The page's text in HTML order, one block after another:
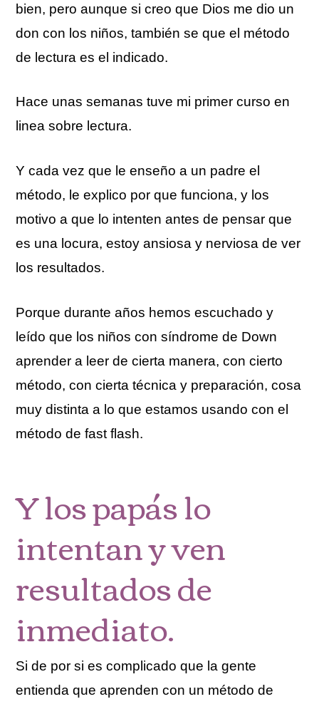
bien, pero aunque si creo que Dios me dio un
don con los niños, también se que el método
de lectura es el indicado.
Hace unas semanas tuve mi primer curso en
linea sobre lectura.
Y cada vez que le enseño a un padre el
método, le explico por que funciona, y los
motivo a que lo intenten antes de pensar que
es una locura, estoy ansiosa y nerviosa de ver
los resultados.
Porque durante años hemos escuchado y
leído que los niños con síndrome de Down
aprender a leer de cierta manera, con cierto
método, con cierta técnica y preparación, cosa
muy distinta a lo que estamos usando con el
método de fast flash.
Y los papás lo
intentan y ven
resultados de
inmediato.
Si de por si es complicado que la gente
entienda que aprenden con un método de